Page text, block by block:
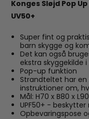
Konges Sløjd Pop
UV50+
Super fint og
barn skygge og
Det kan også
ekstra skyggekilde
Pop-up funktion
Strandteltet har
instruktioner om,
Mål: H70 x B80 x
UPF50+ -
Opbevaringspose